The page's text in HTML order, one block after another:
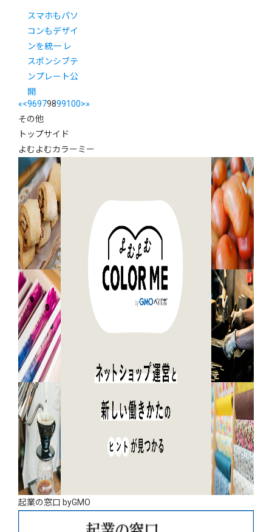
スマホもパソ
コンもデザイ
ンを統一 レ
スポンシブテ
ンプレート公
開
«<96979899100>»
その他
トップサイド
よむよむカラーミー
起業の窓口 byGMO